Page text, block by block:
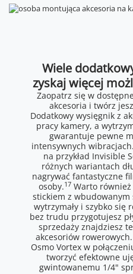
Wiele
zyskaj więcej
Zaopatrz się w
akcesoria i twórz
Dodatkowy wysięgnik z
pracy kamery, a
gwarantuje pewne
intensywnych wibracjach.
na przykład Invisible
różnych wariantach
nagrywać fantastyczne
osoby.17 Warto
stickiem z
wytrzymały i szybko się
bez trudu przygotujesz
sprzedaży znajdziesz
akcesoriów
Osmo Vortex w
tworzyć efektowne
gwintowanemu 1/4"